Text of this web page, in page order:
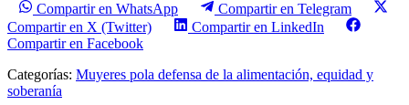
Compartir en WhatsApp
Compartir en Telegram
Compartir en X (Twitter)
Compartir en LinkedIn
Compartir en Facebook
Categorías: Muyeres pola defensa de la alimentación, equidad y
soberanía